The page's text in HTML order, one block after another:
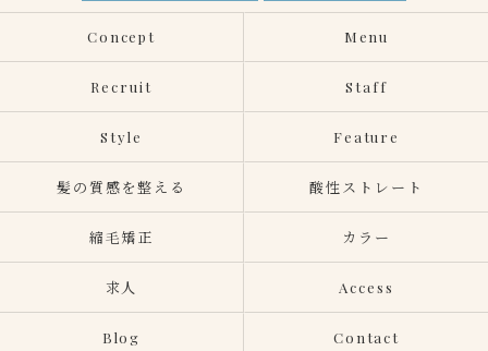
Concept Menu
Recruit Staff
Style Feature
髪の質感を整える 酸性ストレート
縮毛矯正 カラー
求人 Access
Blog Contact